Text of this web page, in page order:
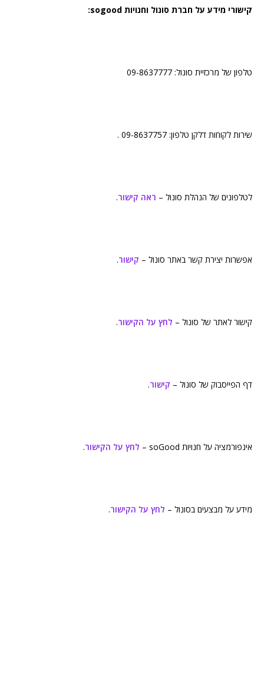
קישורי מידע על חברת סונול וחנויות sogood:
טלפון של מרכזיית סונול: 09-8637777
שירות לקוחות דלקן טלפון: 09-8637757 .
לטלפונים של הנהלת סונול – ראה קישור.
אפשרות יצירת קשר באתר סונול – קישור.
קישור לאתר של סונול – לחץ על הקישור.
דף הפייסבוק של סונול – קישור.
אינפורמציה על חנויות soGood – לחץ על הקישור.
מידע על מבצעים בסונול – לחץ על הקישור.